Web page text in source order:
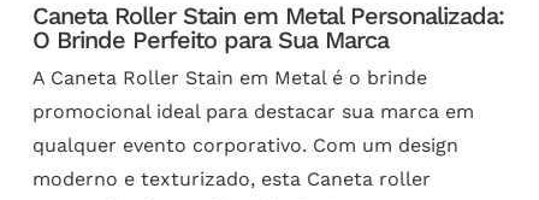
Caneta Roller Stain em Metal Personalizada:
O Brinde Perfeito para Sua Marca
A Caneta Roller Stain em Metal é o brinde
promocional ideal para destacar sua marca em
qualquer evento corporativo. Com um design
moderno e texturizado, esta Caneta roller